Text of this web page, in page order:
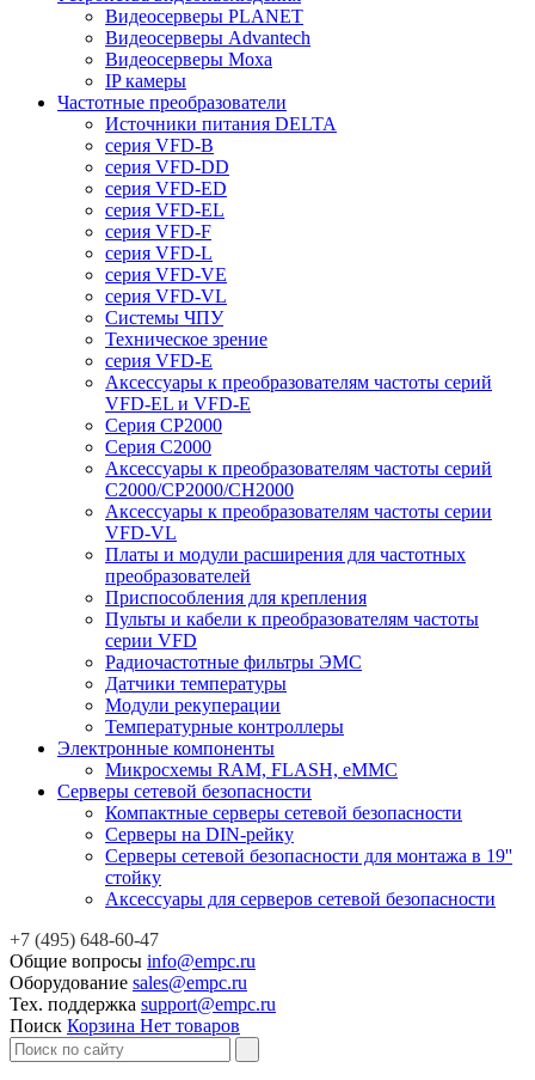
Видеосерверы PLANET
Видеосерверы Advantech
Видеосерверы Moxa
IP камеры
Частотные преобразователи
Источники питания DELTA
серия VFD-B
серия VFD-DD
серия VFD-ED
серия VFD-EL
серия VFD-F
серия VFD-L
серия VFD-VE
серия VFD-VL
Системы ЧПУ
Техническое зрение
серия VFD-E
Аксессуары к преобразователям частоты серий
VFD-EL и VFD-E
Серия CP2000
Серия C2000
Аксессуары к преобразователям частоты серий
С2000/CP2000/CH2000
Аксессуары к преобразователям частоты серии
VFD-VL
Платы и модули расширения для частотных
преобразователей
Приспособления для крепления
Пульты и кабели к преобразователям частоты
серии VFD
Радиочастотные фильтры ЭМС
Датчики температуры
Модули рекуперации
Температурные контроллеры
Электронные компоненты
Микросхемы RAM, FLASH, eMMC
Серверы сетевой безопасности
Компактные серверы сетевой безопасности
Серверы на DIN-рейку
Серверы сетевой безопасности для монтажа в 19''
стойку
Аксессуары для серверов сетевой безопасности
+7 (495) 648-60-47
Общие вопросы info@empc.ru
Оборудование sales@empc.ru
Тех. поддержка support@empc.ru
Поиск Корзина Нет товаров